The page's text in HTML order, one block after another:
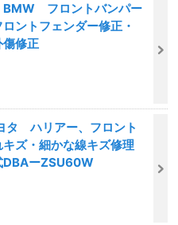
フロントバンパー
ントフェンダー修正・
傷修正
タ ハリアー、フロント
ズ・細かな線キズ修理
DBAーZSU60W